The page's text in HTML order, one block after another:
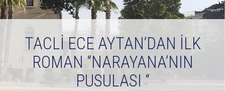
TACLİ ECE AYTAN’DAN İLK
ROMAN “NARAYANA’NIN
PUSULASI “